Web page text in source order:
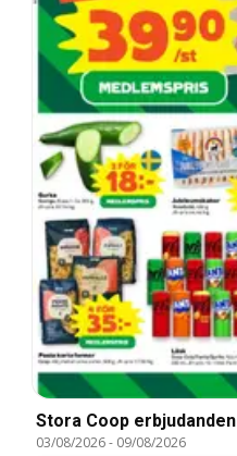
Stora Coop erbjudanden
03/08/2026- 09/08/2026